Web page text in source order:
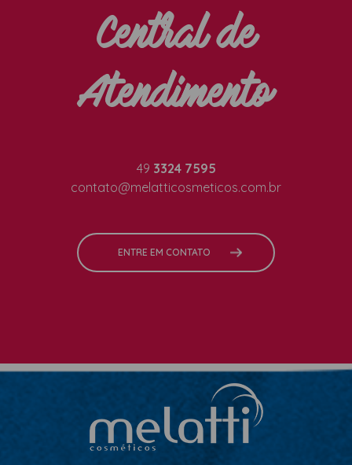
Central de
Atendimento
49 3324 7595
contato@melatticosmeticos.com.br
ENTRE EM CONTATO